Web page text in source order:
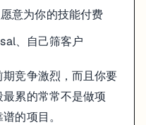
hiring manager
：
意为你的技能付费
、自己筛客户
竞争激烈，而且你要
累的常常不是做项
的项目。